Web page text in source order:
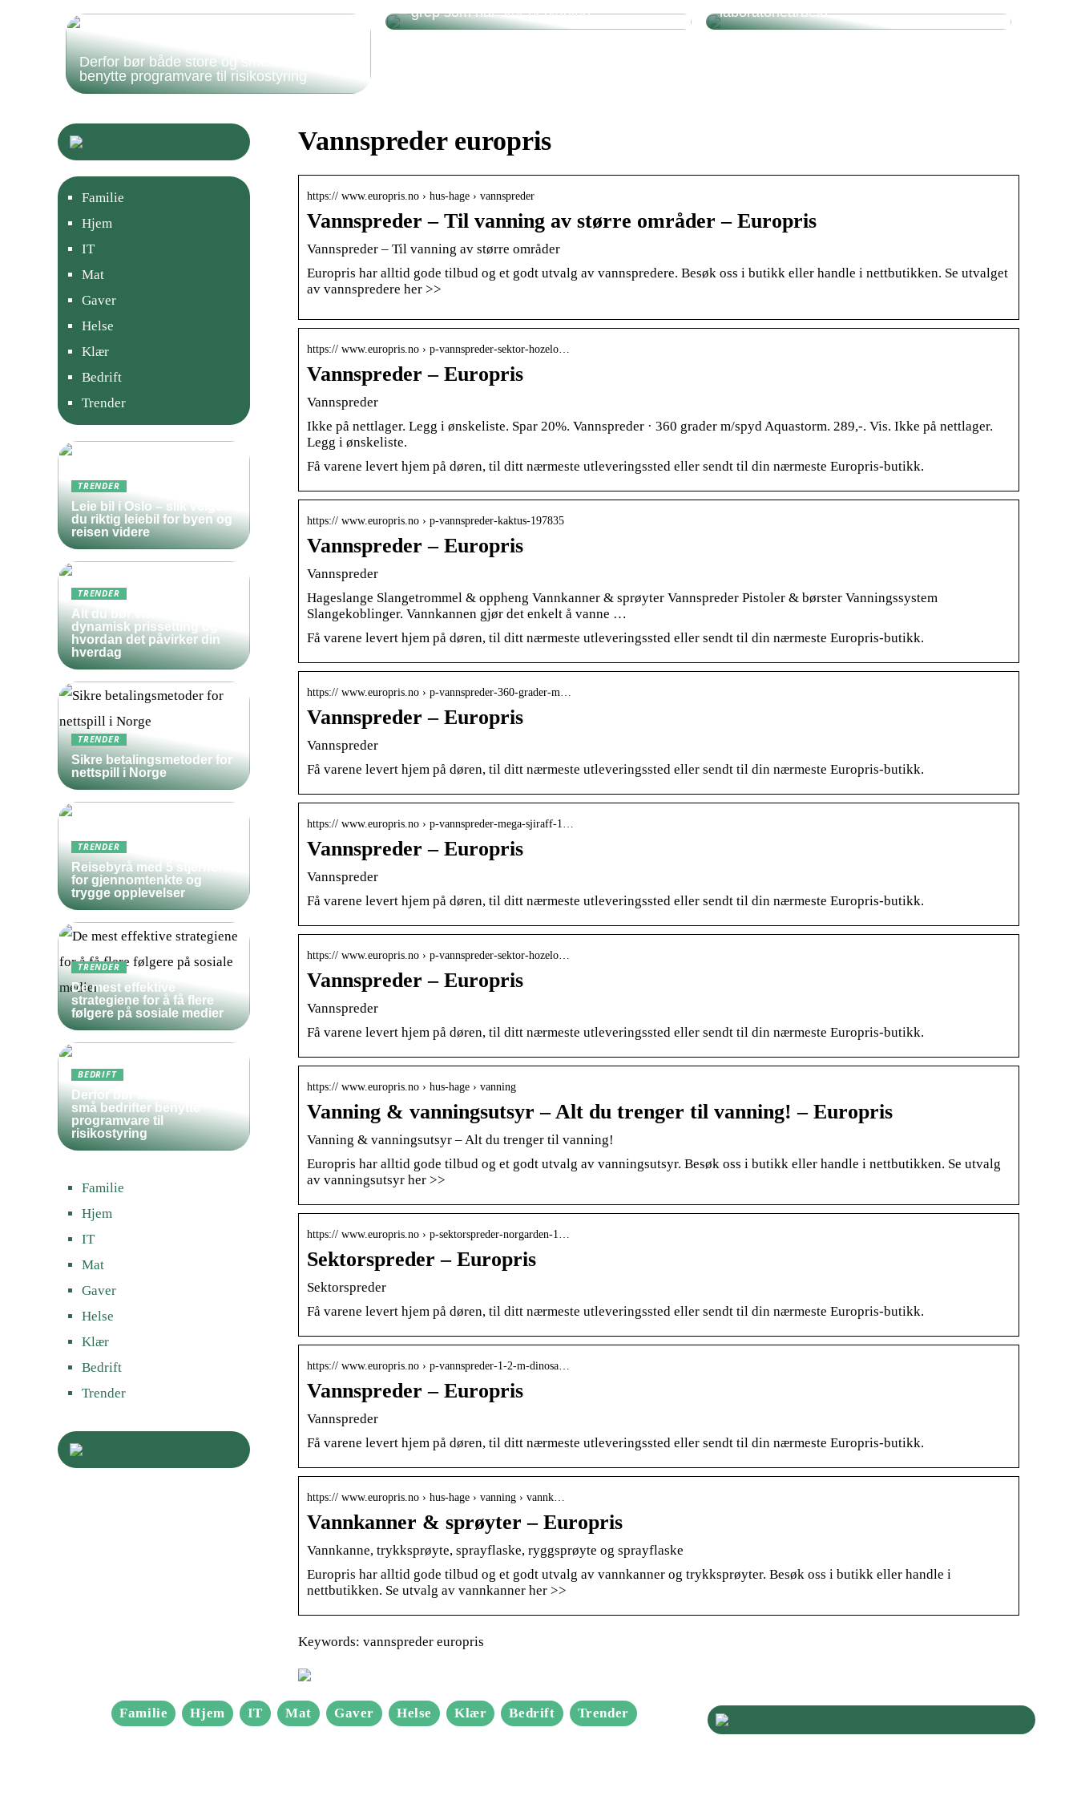
Derfor bør både store og små bedrifter
benytte programvare til risikostyring
– grep som har stor betydning
laboratoriearbeid
Vannspreder europris
https:// www.europris.no › hus-hage › vannspreder
Vannspreder – Til vanning av større områder – Europris
Vannspreder – Til vanning av større områder
Europris har alltid gode tilbud og et godt utvalg av vannspredere. Besøk oss i butikk eller handle i nettbutikken. Se utvalget
av vannspredere her >>
https:// www.europris.no › p-vannspreder-sektor-hozelo…
Vannspreder – Europris
Vannspreder
Ikke på nettlager. Legg i ønskeliste. Spar 20%. Vannspreder · 360 grader m/spyd Aquastorm. 289,-. Vis. Ikke på nettlager.
Legg i ønskeliste.
Få varene levert hjem på døren, til ditt nærmeste utleveringssted eller sendt til din nærmeste Europris-butikk.
https:// www.europris.no › p-vannspreder-kaktus-197835
Vannspreder – Europris
Vannspreder
Hageslange Slangetrommel & oppheng Vannkanner & sprøyter Vannspreder Pistoler & børster Vanningssystem
Slangekoblinger. Vannkannen gjør det enkelt å vanne …
Få varene levert hjem på døren, til ditt nærmeste utleveringssted eller sendt til din nærmeste Europris-butikk.
https:// www.europris.no › p-vannspreder-360-grader-m…
Vannspreder – Europris
Vannspreder
Få varene levert hjem på døren, til ditt nærmeste utleveringssted eller sendt til din nærmeste Europris-butikk.
https:// www.europris.no › p-vannspreder-mega-sjiraff-1…
Vannspreder – Europris
Vannspreder
Få varene levert hjem på døren, til ditt nærmeste utleveringssted eller sendt til din nærmeste Europris-butikk.
https:// www.europris.no › p-vannspreder-sektor-hozelo…
Vannspreder – Europris
Vannspreder
Få varene levert hjem på døren, til ditt nærmeste utleveringssted eller sendt til din nærmeste Europris-butikk.
https:// www.europris.no › hus-hage › vanning
Vanning & vanningsutsyr – Alt du trenger til vanning! – Europris
Vanning & vanningsutsyr – Alt du trenger til vanning!
Europris har alltid gode tilbud og et godt utvalg av vanningsutsyr. Besøk oss i butikk eller handle i nettbutikken. Se utvalg
av vanningsutsyr her >>
https:// www.europris.no › p-sektorspreder-norgarden-1…
Sektorspreder – Europris
Sektorspreder
Få varene levert hjem på døren, til ditt nærmeste utleveringssted eller sendt til din nærmeste Europris-butikk.
https:// www.europris.no › p-vannspreder-1-2-m-dinosa…
Vannspreder – Europris
Vannspreder
Få varene levert hjem på døren, til ditt nærmeste utleveringssted eller sendt til din nærmeste Europris-butikk.
https:// www.europris.no › hus-hage › vanning › vannk…
Vannkanner & sprøyter – Europris
Vannkanne, trykksprøyte, sprayflaske, ryggsprøyte og sprayflaske
Europris har alltid gode tilbud og et godt utvalg av vannkanner og trykksprøyter. Besøk oss i butikk eller handle i
nettbutikken. Se utvalg av vannkanner her >>
Keywords: vannspreder europris
Familie
Hjem
IT
Mat
Gaver
Helse
Klær
Bedrift
Trender
TRENDER
Leie bil i Oslo – slik velger
du riktig leiebil for byen og
reisen videre
TRENDER
Alt du bør vite om
dynamisk prissetting og
hvordan det påvirker din
hverdag
TRENDER
Sikre betalingsmetoder for
nettspill i Norge
TRENDER
Reisebyrå med 5 stjerner
for gjennomtenkte og
trygge opplevelser
TRENDER
De mest effektive
strategiene for å få flere
følgere på sosiale medier
BEDRIFT
Derfor bør både store og
små bedrifter benytte
programvare til
risikostyring
Familie
Hjem
IT
Mat
Gaver
Helse
Klær
Bedrift
Trender
Familie Hjem IT Mat Gaver Helse Klær Bedrift Trender